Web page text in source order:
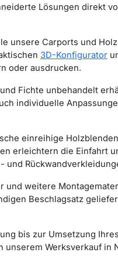
Lösungen direkt
unsere Carports und
3D-Konfigurator
oder ausdrucken.
Fichte unbehandelt
individuelle
einreihige
erleichtern die Einfahrt
und
weitere
Beschlagsatz
bis zur Umsetzung
unserem Werksverkauf in